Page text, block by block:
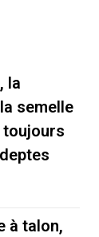
la
semelle
à talon,